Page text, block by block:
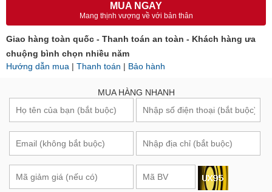
MUA NGAY
Mang thịnh vượng về với bản thân
Giao hàng toàn quốc - Thanh toán an toàn - Khách hàng ưa
chuộng bình chọn nhiều năm
Hướng dẫn mua | Thanh toán | Bảo hành
MUA HÀNG NHANH